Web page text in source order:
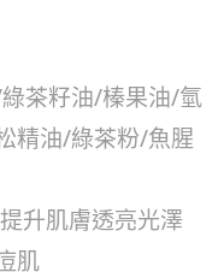
茶籽油/榛果油/氫
精油/綠茶粉/魚腥
升肌膚透亮光澤
肌